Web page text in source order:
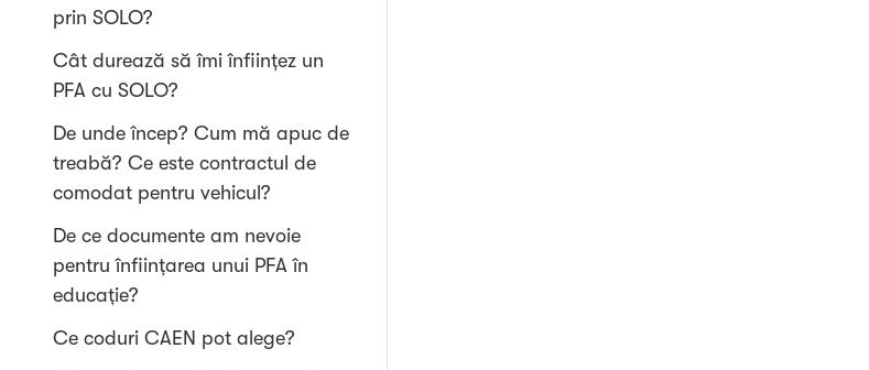
prin SOLO?
Cât durează să îmi înființez un
PFA cu SOLO?
De unde încep? Cum mă apuc de
treabă? Ce este contractul de
comodat pentru vehicul?
De ce documente am nevoie
pentru înființarea unui PFA în
educație?
Ce coduri CAEN pot alege?